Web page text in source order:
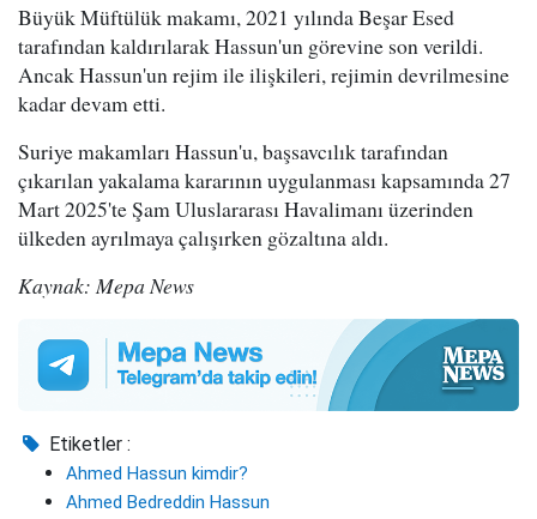
Büyük Müftülük makamı, 2021 yılında Beşar Esed
tarafından kaldırılarak Hassun'un görevine son verildi.
Ancak Hassun'un rejim ile ilişkileri, rejimin devrilmesine
kadar devam etti.
Suriye makamları Hassun'u, başsavcılık tarafından
çıkarılan yakalama kararının uygulanması kapsamında 27
Mart 2025'te Şam Uluslararası Havalimanı üzerinden
ülkeden ayrılmaya çalışırken gözaltına aldı.
Kaynak: Mepa News
Etiketler :
Ahmed Hassun kimdir?
Ahmed Bedreddin Hassun